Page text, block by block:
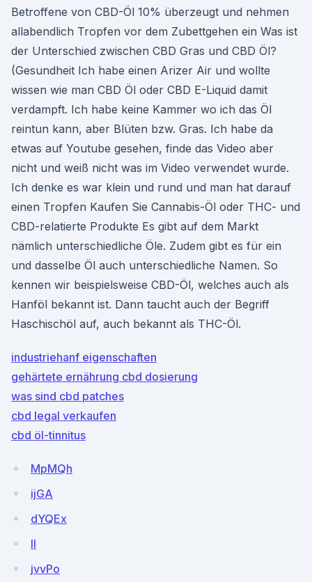
Betroffene von CBD-Öl 10% überzeugt und nehmen
allabendlich Tropfen vor dem Zubettgehen ein Was ist
der Unterschied zwischen CBD Gras und CBD Öl?
(Gesundheit Ich habe einen Arizer Air und wollte
wissen wie man CBD Öl oder CBD E-Liquid damit
verdampft. Ich habe keine Kammer wo ich das Öl
reintun kann, aber Blüten bzw. Gras. Ich habe da
etwas auf Youtube gesehen, finde das Video aber
nicht und weiß nicht was im Video verwendet wurde.
Ich denke es war klein und rund und man hat darauf
einen Tropfen Kaufen Sie Cannabis-Öl oder THC- und
CBD-relatierte Produkte Es gibt auf dem Markt
nämlich unterschiedliche Öle. Zudem gibt es für ein
und dasselbe Öl auch unterschiedliche Namen. So
kennen wir beispielsweise CBD-Öl, welches auch als
Hanföl bekannt ist. Dann taucht auch der Begriff
Haschischöl auf, auch bekannt als THC-Öl.
industriehanf eigenschaften
gehärtete ernährung cbd dosierung
was sind cbd patches
cbd legal verkaufen
cbd öl-tinnitus
MpMQh
ijGA
dYQEx
II
jvvPo